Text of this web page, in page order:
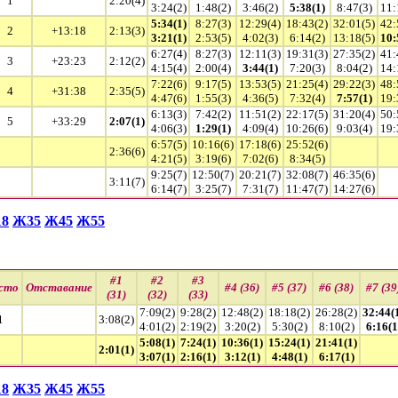
3:24(2)
1:48(2)
3:46(2)
5:38(1)
8:47(3)
2
+13:18 2:13(3)
5:34(1)
3:21(1)
8:27(3)
2:53(5)
12:29(4)
4:02(3)
18:43(2)
6:14(2)
32:01(5)
13:18(5)
3
+23:23 2:12(2)
6:27(4)
4:15(4)
8:27(3)
2:00(4)
12:11(3)
3:44(1)
19:31(3)
7:20(3)
27:35(2)
8:04(2)
4
+31:38 2:35(5)
7:22(6)
4:47(6)
9:17(5)
1:55(3)
13:53(5)
4:36(5)
21:25(4)
7:32(4)
29:22(3)
7:57(1)
5
+33:29 2:07(1)
6:13(3)
4:06(3)
7:42(2)
1:29(1)
11:51(2)
4:09(4)
22:17(5)
10:26(6)
31:20(4)
9:03(4)
2:36(6)
6:57(5)
4:21(5)
10:16(6)
3:19(6)
17:18(6)
7:02(6)
25:52(6)
8:34(5)
3:11(7)
9:25(7)
6:14(7)
12:50(7)
3:25(7)
20:21(7)
7:31(7)
32:08(7)
11:47(7)
46:35(6)
14:27(6)
Ж35 Ж45 Ж55
Отставание
#1
(31)
#2
(32)
#3
(33)
#4 (36) #5 (37) #6 (38) #7
3:08(2)
7:09(2)
4:01(2)
9:28(2)
2:19(2)
12:48(2)
3:20(2)
18:18(2)
5:30(2)
26:28(2)
8:10(2)
2:01(1)
5:08(1)
3:07(1)
7:24(1)
2:16(1)
10:36(1)
3:12(1)
15:24(1)
4:48(1)
21:41(1)
6:17(1)
Ж35 Ж45 Ж55